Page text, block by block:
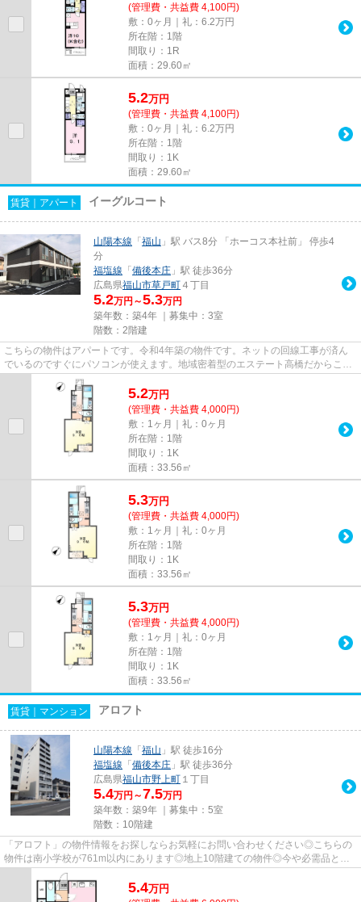
(管理費・共益費 4,100円)
敷：0ヶ月｜礼：6.2万円
所在階：1階
間取り：1R
面積：29.60㎡
5.2万円
(管理費・共益費 4,100円)
敷：0ヶ月｜礼：6.2万円
所在階：1階
間取り：1K
面積：29.60㎡
賃貸｜アパート イーグルコート
山陽本線 「 福山 」駅 バス8分 「ホーコス本社前」 停歩4
分
福塩線 「 備後本庄 」駅 徒歩36分
広島県福山市草戸町 ４丁目
5.2万円～5.3万円
築年数：築4年 ｜募集中： 3室
階数：2階建
こちらの物件はアパートです。令和4年築の物件です。ネットの回線工事が済ん
でいるのですぐにパソコンが使えます。地域密着型のエステート高橋だからこそ
ご紹介できるお部屋があります...
5.2万円
(管理費・共益費 4,000円)
敷：1ヶ月｜礼：0ヶ月
所在階：1階
間取り：1K
面積：33.56㎡
5.3万円
(管理費・共益費 4,000円)
敷：1ヶ月｜礼：0ヶ月
所在階：1階
間取り：1K
面積：33.56㎡
5.3万円
(管理費・共益費 4,000円)
敷：1ヶ月｜礼：0ヶ月
所在階：1階
間取り：1K
面積：33.56㎡
賃貸｜マンション アロフト
山陽本線 「 福山 」駅 徒歩16分
福塩線 「 備後本庄 」駅 徒歩36分
広島県福山市野上町 １丁目
5.4万円～7.5万円
築年数：築9年 ｜募集中： 5室
階数：10階建
「アロフト」の物件情報をお探しならお気軽にお問い合わせください◎こちらの
物件は南小学校が761m以内にあります◎地上10階建ての物件◎今や必需品とも
なったネット◎こちらはインターネ...
5.4万円